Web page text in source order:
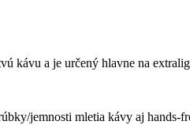
kávu a je určený hlavne na
jemnosti mletia kávy aj hands-